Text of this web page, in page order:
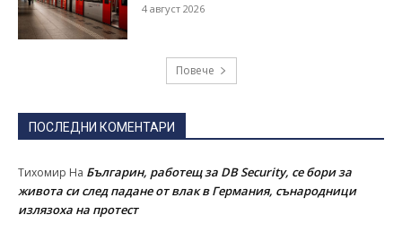
4 август 2026
Повече
ПОСЛЕДНИ КОМЕНТАРИ
Тихомир На Българин, работещ за DB Security, се бори за
живота си след падане от влак в Германия, сънародници
излязоха на протест